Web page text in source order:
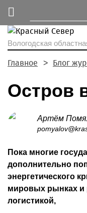
Вологодская
Главное Блог
Остров
Артём
Пока многие
дополнительно
энергетического
мировых рынках и
логистикой,